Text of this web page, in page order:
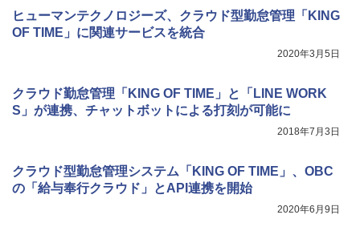
ヒューマンテクノロジーズ、クラウド型勤怠管理「KING
OF TIME」に関連サービスを統合
2020年3月5日
クラウド勤怠管理「KING OF TIME」と「LINE WORK
S」が連携、チャットボットによる打刻が可能に
2018年7月3日
クラウド型勤怠管理システム「KING OF TIME」、OBC
の「給与奉行クラウド」とAPI連携を開始
2020年6月9日